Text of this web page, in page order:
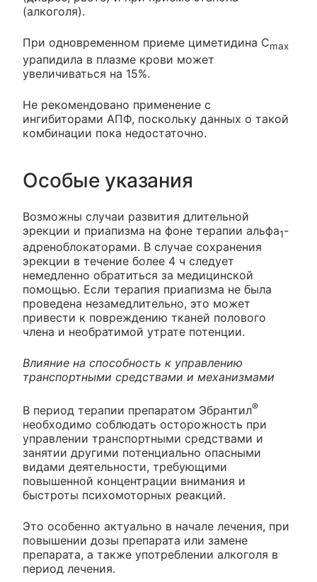
(алкоголя).
При одновременном приеме циметидина Cmax
урапидила в плазме крови может
увеличиваться на 15%.
Не рекомендовано применение с
ингибиторами АПФ, поскольку данных о такой
комбинации пока недостаточно.
Особые указания
Возможны случаи развития длительной
эрекции и приапизма на фоне терапии альфа1-
адреноблокаторами. В случае сохранения
эрекции в течение более 4 ч следует
немедленно обратиться за медицинской
помощью. Если терапия приапизма не была
проведена незамедлительно, это может
привести к повреждению тканей полового
члена и необратимой утрате потенции.
Влияние на способность к управлению
транспортными средствами и механизмами
В период терапии препаратом Эбрантил®
необходимо соблюдать осторожность при
управлении транспортными средствами и
занятии другими потенциально опасными
видами деятельности, требующими
повышенной концентрации внимания и
быстроты психомоторных реакций.
Это особенно актуально в начале лечения, при
повышении дозы препарата или замене
препарата, а также употреблении алкоголя в
период лечения.